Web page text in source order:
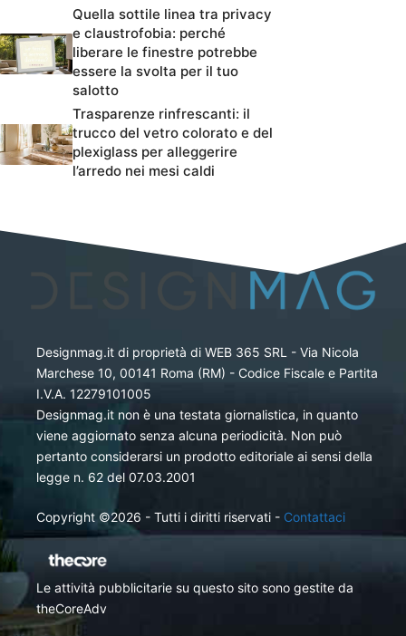
Quella sottile linea tra privacy
e claustrofobia: perché
liberare le finestre potrebbe
essere la svolta per il tuo
salotto
Trasparenze rinfrescanti: il
trucco del vetro colorato e del
plexiglass per alleggerire
l’arredo nei mesi caldi
Designmag.it di proprietà di WEB 365 SRL - Via Nicola
Marchese 10, 00141 Roma (RM) - Codice Fiscale e Partita
I.V.A. 12279101005
Designmag.it non è una testata giornalistica, in quanto
viene aggiornato senza alcuna periodicità. Non può
pertanto considerarsi un prodotto editoriale ai sensi della
legge n. 62 del 07.03.2001
Copyright ©2026 - Tutti i diritti riservati - Contattaci
Le attività pubblicitarie su questo sito sono gestite da
theCoreAdv